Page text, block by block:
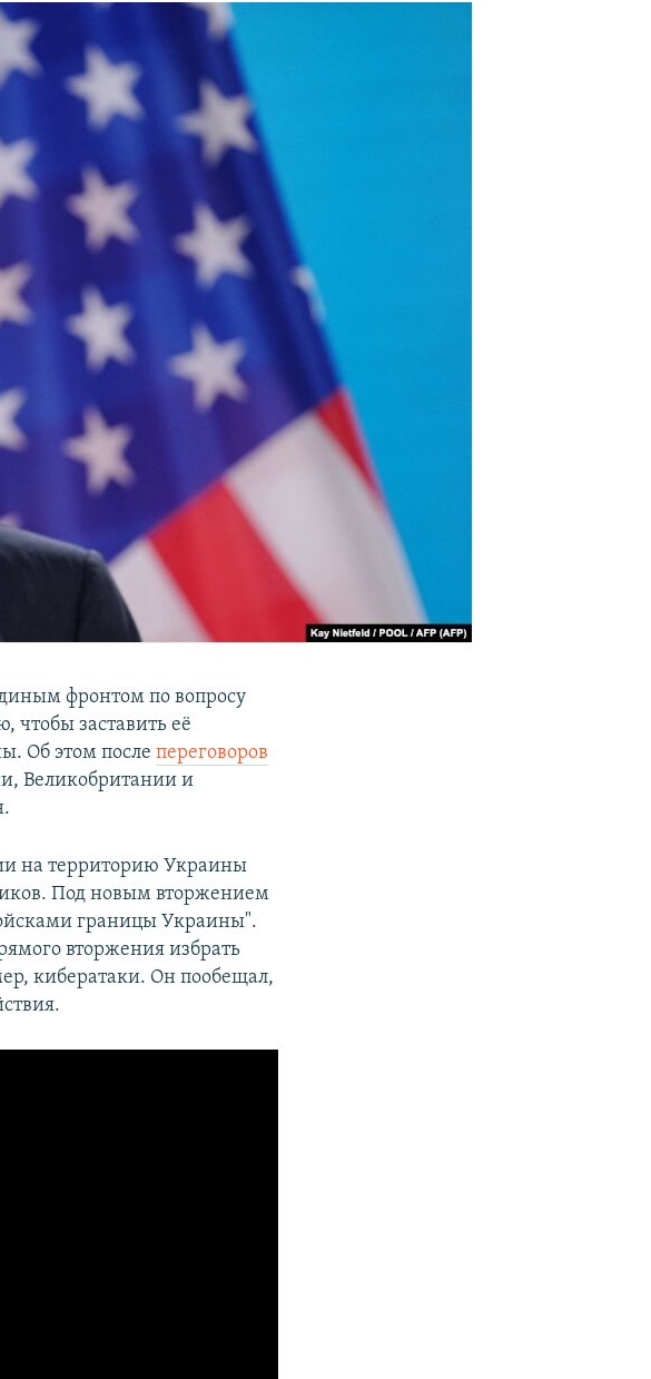
фронтом по вопросу
чтобы заставить её
Об этом послепереговоров
Великобритании и
на территорию Украины
Под новым вторжением
границы Украины".
вторжения избрать
кибератаки. Он пообещал,